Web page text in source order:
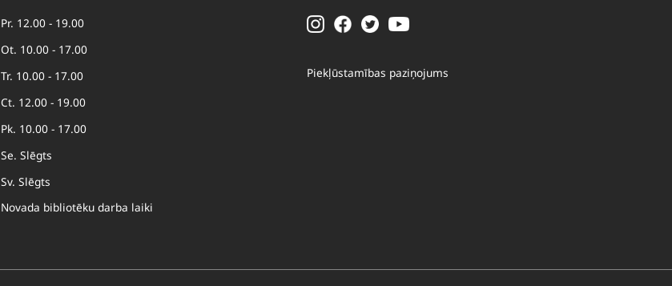
Pr. 12.00 - 19.00
Ot. 10.00 - 17.00
Tr. 10.00 - 17.00
Ct. 12.00 - 19.00
Pk. 10.00 - 17.00
Se. Slēgts
Sv. Slēgts
Novada bibliotēku darba laiki
Piekļūstamības paziņojums